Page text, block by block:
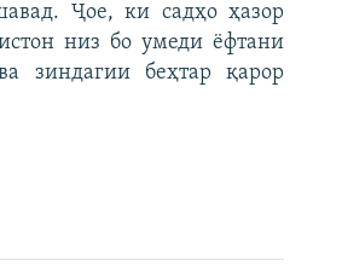
Ҷое, ки садҳо ҳазор
низ бо умеди ёфтани
зиндагии беҳтар қарор